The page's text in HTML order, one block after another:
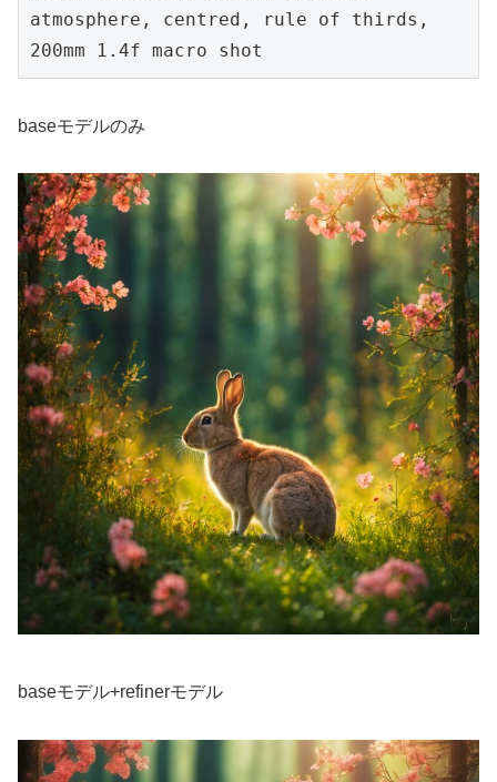
atmosphere, centred, rule of thirds,
200mm 1.4f macro shot
baseモデルのみ
baseモデル+refinerモデル